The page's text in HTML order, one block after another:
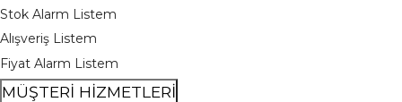
Stok Alarm Listem
Alışveriş Listem
Fiyat Alarm Listem
MÜŞTERİ HİZMETLERİ